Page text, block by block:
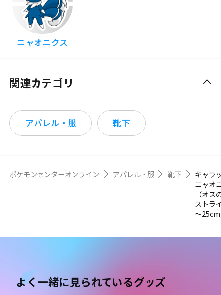
ニャオニクス
関連カテゴリ
アパレル・服 靴下
ポケモンセンターオンライン アパレル・服 靴下
キャ
ニャオ
（オス
ストラ
～
よく一緒に見られているグッズ